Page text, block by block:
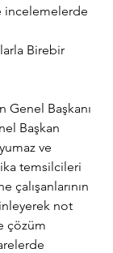
incelemelerde
Birebir
Genel Başkanı
Başkan
ve
temsilcileri
çalışanlarının
not
çözüm